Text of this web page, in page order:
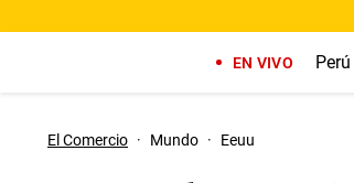
EN VIVO
El Comercio · Mundo · Eeuu